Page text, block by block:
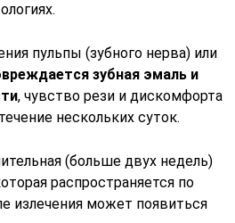
пульпы (зубного нерва) или
зубная эмаль и
, чувство рези и дискомфорта
нескольких суток.
(больше двух недель)
распространяется по
излечения может появиться